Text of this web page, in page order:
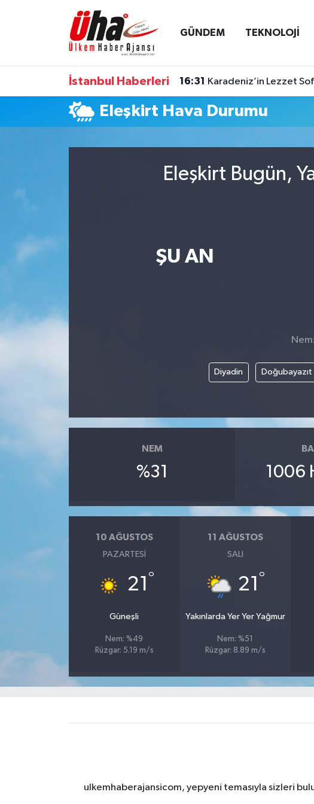
GÜNDEM TEKNOLOJİ
İstanbul Haberleri 16:31 Karadeniz’in Lezzet
Eleşkirt Hava Durumu
Eleşkirt Bugün,
ŞU AN
Diyadin Doğubayazıt
NEM
%31 1006
10 AĞUSTOS
PAZARTESI
21 °
Güneşli
Nem: %49
Rüzgar: 5.19 m/s
11 AĞUSTOS
SALI
21 °
Yakınlarda Yer Yer Yağmur
Nem: %51
Rüzgar: 8.89 m/s
ulkemhaberajansicom, yepyeni temasıyla sizleri
İstanbul Nöbetçi Eczaneler
İstanbul Hava Durumu
İstanbul Namaz Vakitleri
Süper Lig Puan Durumu ve Fikstür